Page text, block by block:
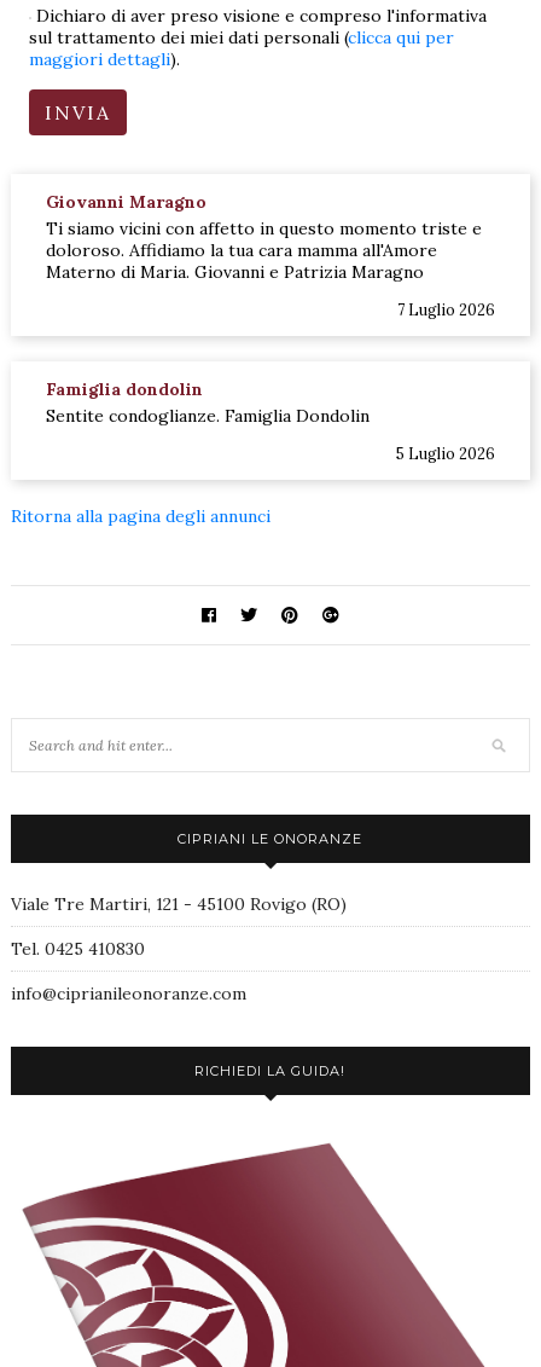
Dichiaro di aver preso visione e compreso l'informativa
sul trattamento dei miei dati personali (clicca qui per
maggiori dettagli).
Giovanni Maragno
Ti siamo vicini con affetto in questo momento triste e
doloroso. Affidiamo la tua cara mamma all'Amore
Materno di Maria. Giovanni e Patrizia Maragno
7 Luglio 2026
Famiglia dondolin
Sentite condoglianze. Famiglia Dondolin
5 Luglio 2026
Ritorna alla pagina degli annunci
CIPRIANI LE ONORANZE
Viale Tre Martiri, 121 - 45100 Rovigo (RO)
Tel. 0425 410830
info@ciprianileonoranze.com
RICHIEDI LA GUIDA!